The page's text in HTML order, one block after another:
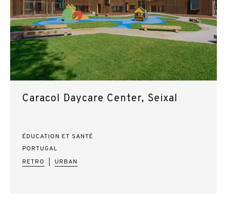
Caracol Daycare Center, Seixal
ÉDUCATION ET SANTÉ
PORTUGAL
RETRO
URBAN